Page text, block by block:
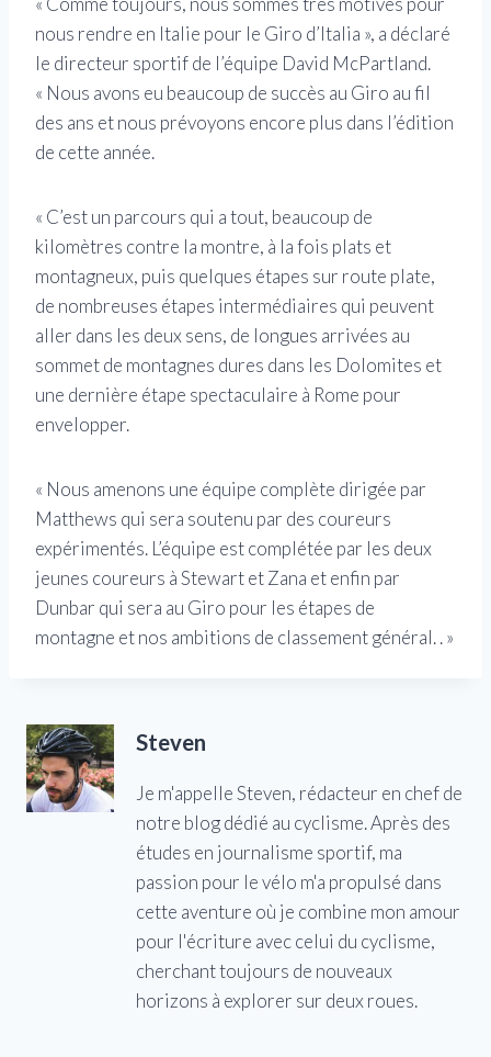
nous rendre en Italie pour le Giro d’Italia », a déclaré
le directeur sportif de l’équipe David McPartland.
« Nous avons eu beaucoup de succès au Giro au fil
des ans et nous prévoyons encore plus dans l’édition
de cette année.
« C’est un parcours qui a tout, beaucoup de
kilomètres contre la montre, à la fois plats et
montagneux, puis quelques étapes sur route plate,
de nombreuses étapes intermédiaires qui peuvent
aller dans les deux sens, de longues arrivées au
sommet de montagnes dures dans les Dolomites et
une dernière étape spectaculaire à Rome pour
envelopper.
« Nous amenons une équipe complète dirigée par
Matthews qui sera soutenu par des coureurs
expérimentés. L’équipe est complétée par les deux
jeunes coureurs à Stewart et Zana et enfin par
Dunbar qui sera au Giro pour les étapes de
montagne et nos ambitions de classement général. . »
Steven
Je m'appelle Steven, rédacteur en chef de
notre blog dédié au cyclisme. Après des
études en journalisme sportif, ma
passion pour le vélo m'a propulsé dans
cette aventure où je combine mon amour
pour l'écriture avec celui du cyclisme,
cherchant toujours de nouveaux
horizons à explorer sur deux roues.